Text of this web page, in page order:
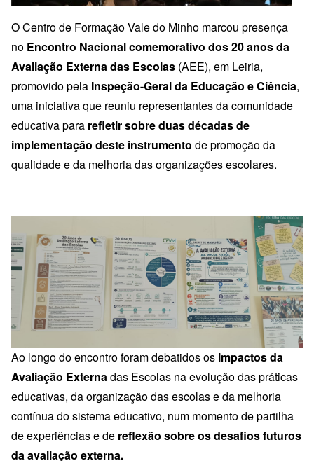
O Centro de Formação Vale do Minho marcou presença
no Encontro Nacional comemorativo dos 20 anos da
Avaliação Externa das Escolas (AEE), em Leiria,
promovido pela Inspeção-Geral da Educação e Ciência,
uma iniciativa que reuniu representantes da comunidade
educativa para refletir sobre duas décadas de
implementação deste instrumento de promoção da
qualidade e da melhoria das organizações escolares.
Ao longo do encontro foram debatidos os impactos da
Avaliação Externadas Escolas na evolução das práticas
educativas, da organização das escolas e da melhoria
contínua do sistema educativo, num momento de partilha
de experiências e de reflexão sobre os desafios futuros
da avaliação externa.